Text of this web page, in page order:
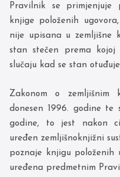
Pravilnik se primjenjuje
knjige položenih
nije upisana u zemljišne
stan stečen prema
slučaju kad se stan
Zakonom o
donesen 1996. godine te
godine, to jest nakon
uređen zemljišnoknjižni
poznaje knjigu položenih
uređena predmetnim